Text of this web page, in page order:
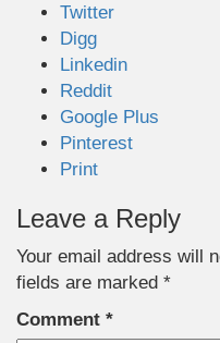
Twitter
Digg
Linkedin
Reddit
Google Plus
Pinterest
Print
Leave a Reply
Your email address will
fields are marked *
Comment *